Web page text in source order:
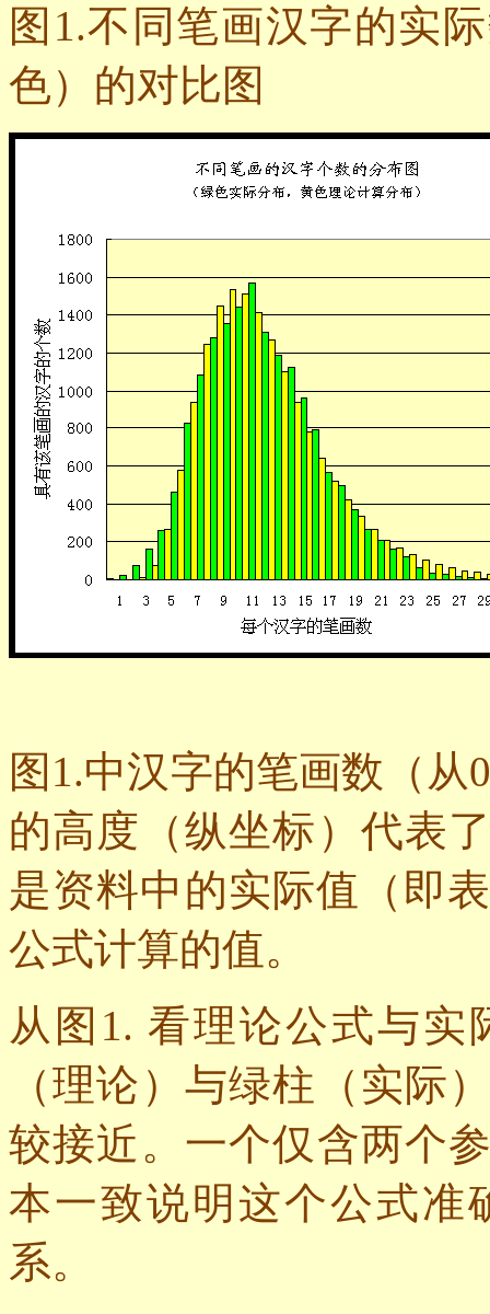
图 1.不同笔画汉字的实
色）的对比图
图 1.中汉字的笔画数（从
的高度（纵坐标）代表
是资料中的实际值（即
公式计算的值。
从图 1. 看理论公式与实
（理论）与绿柱（实际
较接近。一个仅含两个
本一致说明这个公式准
系。